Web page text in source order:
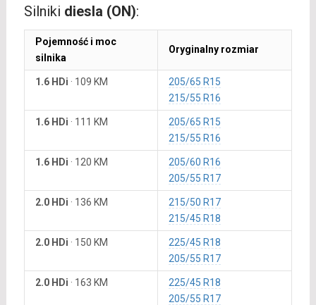
Silniki diesla (ON):
Pojemność i moc
silnika
Oryginalny rozmiar
1.6 HDi · 109 KM
205/65 R15
215/55 R16
1.6 HDi · 111 KM
205/65 R15
215/55 R16
1.6 HDi · 120 KM
205/60 R16
205/55 R17
2.0 HDi · 136 KM
215/50 R17
215/45 R18
2.0 HDi · 150 KM
225/45 R18
205/55 R17
2.0 HDi · 163 KM
225/45 R18
205/55 R17